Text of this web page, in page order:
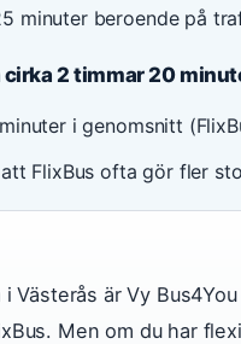
minuter beroende på
cirka 2 timmar 20
i genomsnitt
FlixBus ofta gör fler
Västerås är Vy
Men om du har